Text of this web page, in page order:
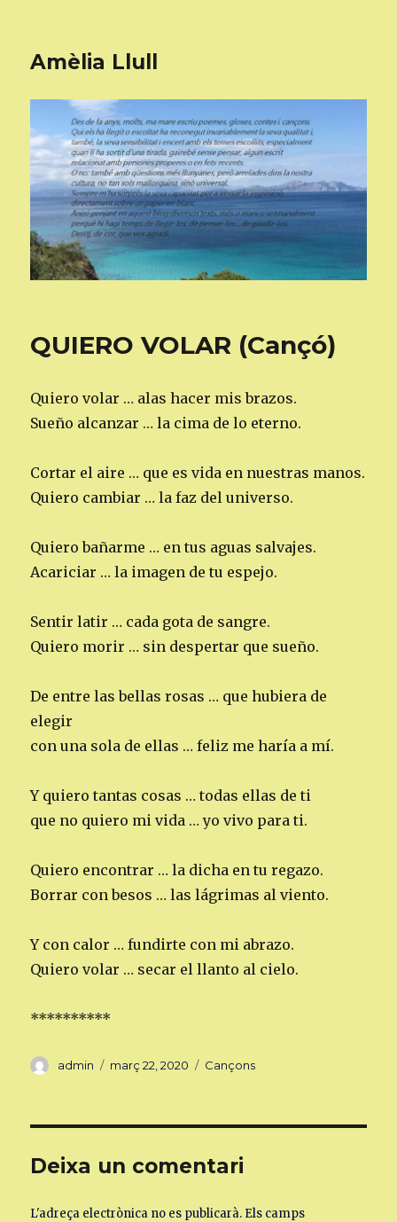
Amèlia Llull
QUIERO VOLAR (Cançó)
Quiero volar … alas hacer mis brazos.
Sueño alcanzar … la cima de lo eterno.
Cortar el aire … que es vida en nuestras manos.
Quiero cambiar … la faz del universo.
Quiero bañarme … en tus aguas salvajes.
Acariciar … la imagen de tu espejo.
Sentir latir … cada gota de sangre.
Quiero morir … sin despertar que sueño.
De entre las bellas rosas … que hubiera de
elegir
con una sola de ellas … feliz me haría a mí.
Y quiero tantas cosas … todas ellas de ti
que no quiero mi vida … yo vivo para ti.
Quiero encontrar … la dicha en tu regazo.
Borrar con besos … las lágrimas al viento.
Y con calor … fundirte con mi abrazo.
Quiero volar … secar el llanto al cielo.
**********
Autor
admin
Publicat
març 22, 2020 Categories
Cançons
Deixa un comentari
L'adreça electrònica no es publicarà. Els camps